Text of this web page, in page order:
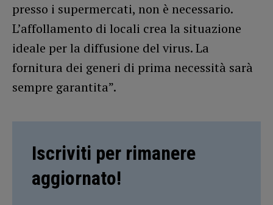
presso i supermercati, non è necessario.
L’affollamento di locali crea la situazione
ideale per la diffusione del virus. La
fornitura dei generi di prima necessità sarà
sempre garantita”.
Iscriviti per rimanere
aggiornato!